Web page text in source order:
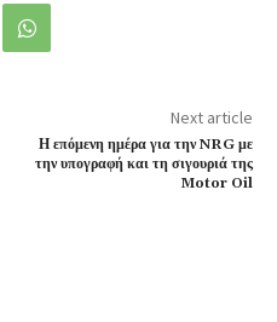
Next article
Η επόμενη ημέρα για την NRG με
την υπογραφή και τη σιγουριά της
Motor Oil